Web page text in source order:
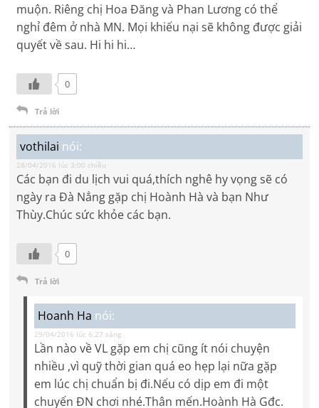
muộn. Riêng chị Hoa Đăng và Phan Lương có thể
nghỉ đêm ở nhà MN. Mọi khiếu nại sẽ không được giải
quyết về sau. Hi hi hi…
0
Trả lời
vothilai nói:
28/04/2016 lúc 3:00 chiều
Các bạn đi du lịch vui quá,thích nghê hy vọng sẽ có
ngày ra Đà Nẳng gặp chị Hoành Hà và bạn Như
Thùy.Chúc sức khỏe các bạn.
0
Trả lời
Hoanh Ha nói:
29/04/2016 lúc 6:27 sáng
Lần nào về VL gặp em chị cũng ít nói chuyện
nhiều ,vì quỹ thời gian quá eo hẹp lại nữa gặp
em lúc chị chuẩn bị đi.Nếu có dịp em đi một
chuyến ĐN chơi nhé.Thân mến.Hoành Hà Gđc.